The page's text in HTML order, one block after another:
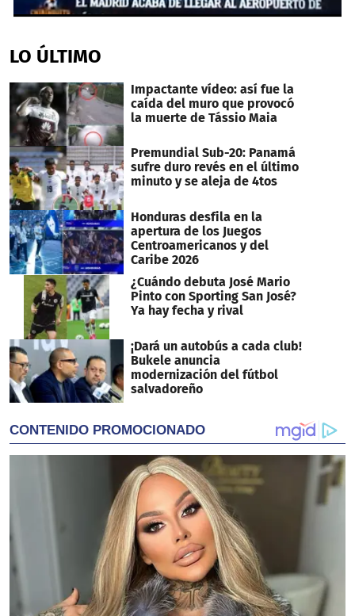
of
1
20
seconds
LO ÚLTIMO
Impactante vídeo: así fue la
caída del muro que provocó
la muerte de Tássio Maia
Premundial Sub-20: Panamá
sufre duro revés en el último
minuto y se aleja de 4tos
Honduras desfila en la
apertura de los Juegos
Centroamericanos y del
Caribe 2026
¿Cuándo debuta José Mario
Pinto con Sporting San José?
Ya hay fecha y rival
¡Dará un autobús a cada club!
Bukele anuncia
modernización del fútbol
salvadoreño